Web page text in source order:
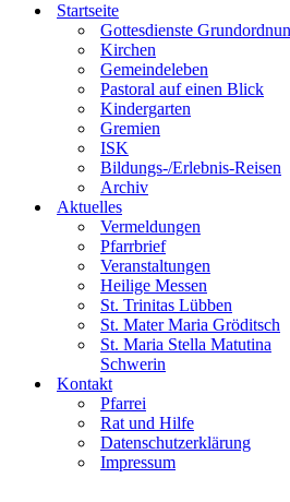
Startseite
Gottesdienste
Kirchen
Gemeindeleben
Pastoral auf einen Blick
Kindergarten
Gremien
ISK
Bildungs-/Erlebnis-Reisen
Archiv
Aktuelles
Vermeldungen
Pfarrbrief
Veranstaltungen
Heilige Messen
St. Trinitas Lübben
St. Mater Maria Gröditsch
St. Maria Stella Matutina
Schwerin
Kontakt
Pfarrei
Rat und Hilfe
Datenschutzerklärung
Impressum